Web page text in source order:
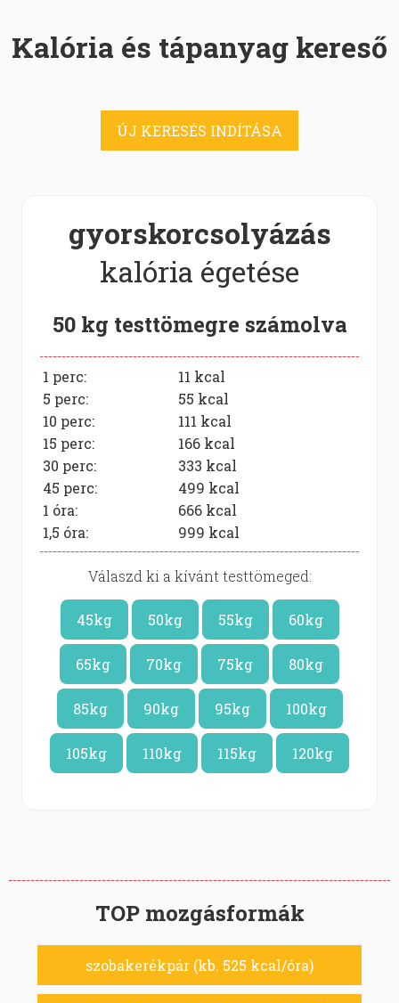
Kalória és tápanyag kereső
ÚJ KERESÉS INDÍTÁSA
gyorskorcsolyázás
kalória égetése
50 kg testtömegre számolva
1 perc: 11 kcal
5 perc:
55 kcal
10 perc:
111 kcal
15 perc:
166 kcal
30 perc:
333 kcal
45 perc:
499 kcal
1 óra:
666 kcal
1,5 óra:
999 kcal
Válaszd ki a kívánt testtömeged:
45kg 50kg 55kg 60kg
65kg 70kg 75kg 80kg
85kg 90kg 95kg 100kg
105kg 110kg 115kg 120kg
TOP mozgásformák
szobakerékpár (kb. 525 kcal/óra)